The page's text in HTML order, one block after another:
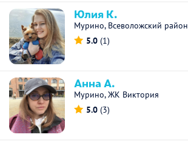
Юлия К.
Мурино, Всеволожский район
5.0 (1)
Анна А.
Мурино, ЖК Виктория
5.0 (3)